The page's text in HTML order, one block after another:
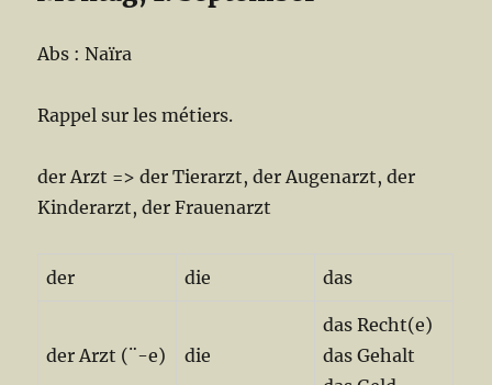
Abs : Naïra
Rappel sur les métiers.
der Arzt => der Tierarzt, der Augenarzt, der
Kinderarzt, der Frauenarzt
der die das
der Arzt (¨-e) die
das Recht(e)
das Gehalt